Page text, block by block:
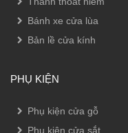
Bánh xe cửa lùa
Bản lề cửa kính
PHỤ KIỆN
Phụ kiện cửa gỗ
Phụ kiện cửa sắt